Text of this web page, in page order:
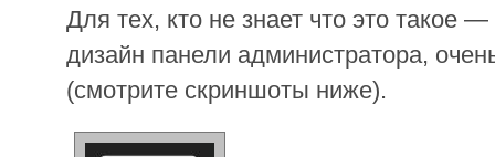
Для тех, кто не знает что это такое
дизайн панели администратора,
(смотрите скриншоты ниже).